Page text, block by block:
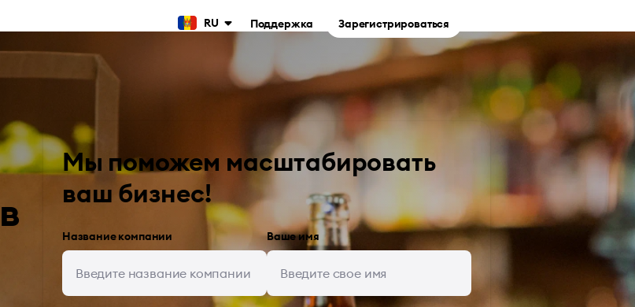
RU Поддержка Зарегистрироваться
Мы поможем масштабировать
ваш бизнес!
Название компании Ваше имя